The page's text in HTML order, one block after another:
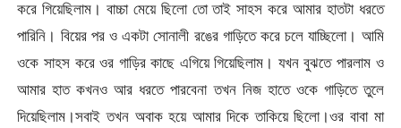
করে গিয়েছিলাম। বাচ্চা মেয়ে ছিলো তো তাই সাহস করে আমার হাতটা ধরতে
পারিনি। বিয়ের পর ও একটা সোনালী রঙের গাড়িতে করে চলে যাচ্ছিলো। আমি
ওকে সাহস করে ওর গাড়ির কাছে এগিয়ে গিয়েছিলাম। যখন বুঝতে পারলাম ও
আমার হাত কখনও আর ধরতে পারবেনা তখন নিজ হাতে ওকে গাড়িতে তুলে
দিয়েছিলাম।সবাই তখন অবাক হয়ে আমার দিকে তাকিয়ে ছিলো।ওর বাবা মা